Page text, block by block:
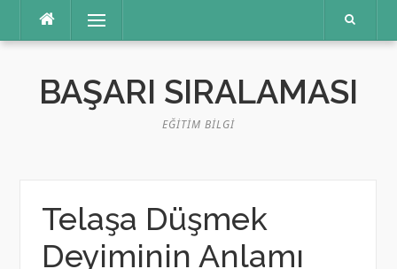
Menü
BAŞARI SIRALAMASI
EĞITIM BILGI
Telaşa Düşmek
Deyiminin Anlamı